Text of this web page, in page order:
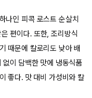
나인 피콕 로스트 순살치
편이다. 또한, 조리방식
때문에 칼로리도 낮아 배
이 담백한 맛에 냉동식품
좋다. 맛 대비 가성비와 칼